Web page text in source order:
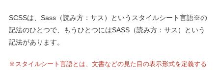
SCSSは、Sass（読み方：サス）というスタイルシート言語※の
記法のひとつで、もうひとつにはSASS（読み方：サス）という
記法があります。
※スタイルシート言語とは、文書などの見た目の表示形式を定義する